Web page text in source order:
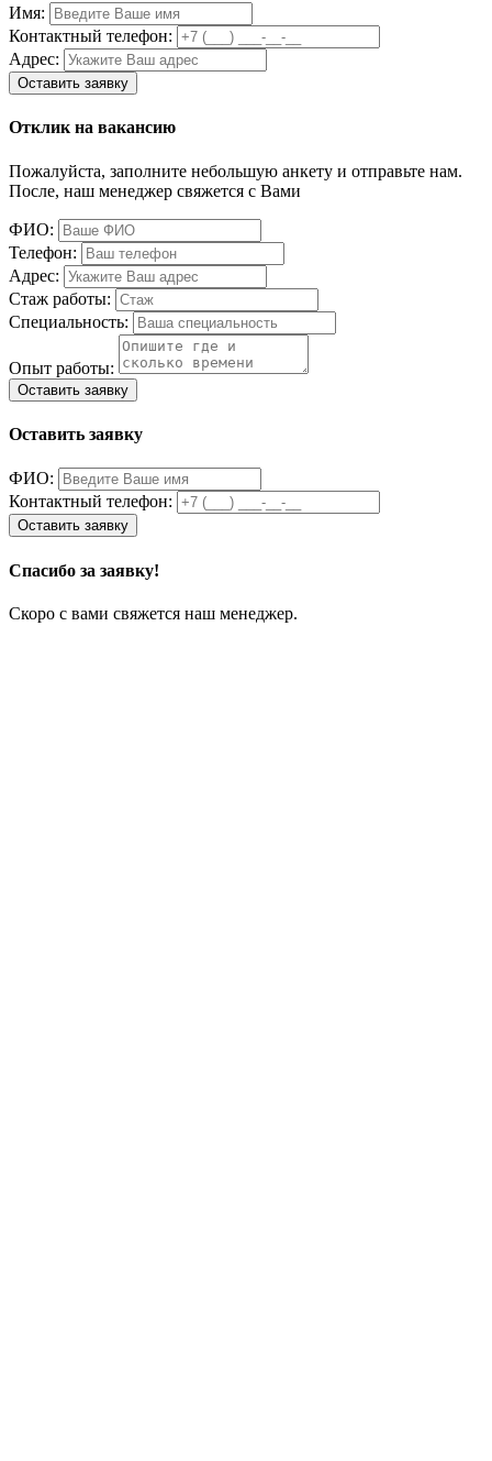
Имя:
Контактный телефон:
Адрес:
Отклик на вакансию
Пожалуйста, заполните небольшую анкету и отправьте нам.
После, наш менеджер свяжется с Вами
ФИО:
Телефон:
Адрес:
Стаж работы:
Специальность:
Опыт работы:
Оставить заявку
ФИО:
Контактный телефон:
Спасибо за заявку!
Скоро с вами свяжется наш менеджер.